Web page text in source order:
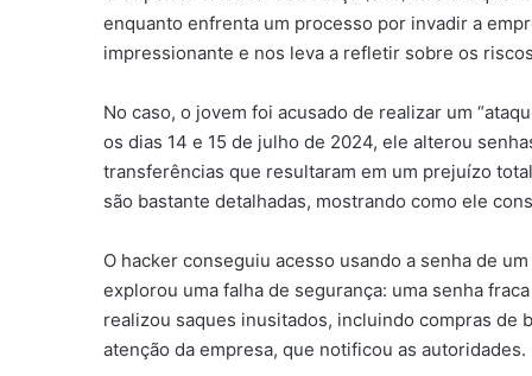
enquanto enfrenta um processo por invadir a
impressionante e nos leva a refletir sobre os
No caso, o jovem foi acusado de realizar um
os dias 14 e 15 de julho de 2024, ele alterou
transferências que resultaram em um prejuízo
são bastante detalhadas, mostrando como ele
O hacker conseguiu acesso usando a senha de
explorou uma falha de segurança: uma senha
realizou saques inusitados, incluindo compras de
atenção da empresa, que notificou as autoridades.